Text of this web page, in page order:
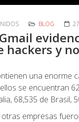
BLOG
hackers y
una enorme
se encuentran
68,535 de Brasil,
empresas